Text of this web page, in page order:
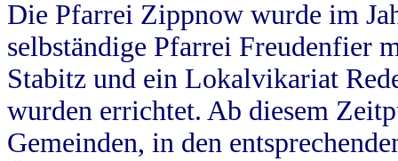
Die Pfarrei Zippnow wurde im
selbständige Pfarrei Freudenfier
Stabitz und ein Lokalvikariat
wurden errichtet. Ab diesem
Gemeinden, in den